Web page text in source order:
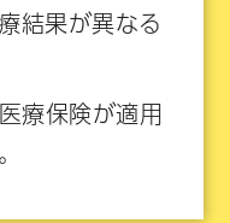
結果が異なる
療保険が適用